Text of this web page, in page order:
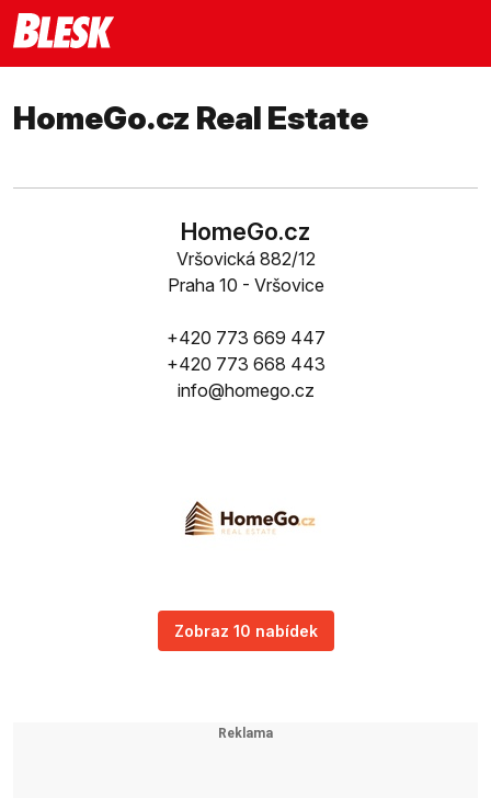
HomeGo.cz Real Estate
HomeGo.cz
Vršovická 882/12
Praha 10 - Vršovice
+420 773 669 447
+420 773 668 443
info@homego.cz
Zobraz 10 nabídek